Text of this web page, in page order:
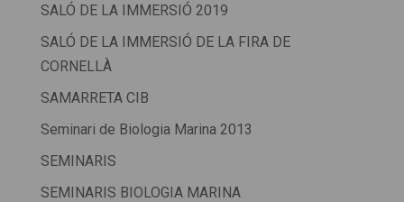
SALÓ DE LA IMMERSIÓ 2019
SALÓ DE LA IMMERSIÓ DE LA FIRA DE
CORNELLÀ
SAMARRETA CIB
Seminari de Biologia Marina 2013
SEMINARIS
SEMINARIS BIOLOGIA MARINA